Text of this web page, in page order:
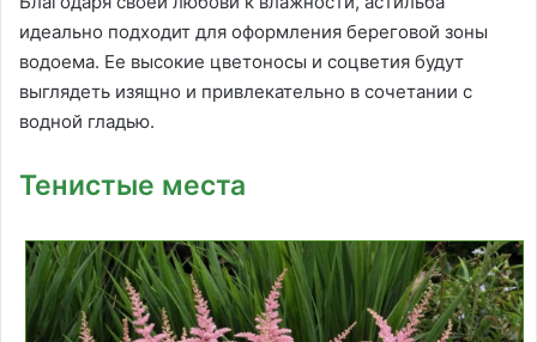
идеально подходит для оформления береговой зоны
водоема. Ее высокие цветоносы и соцветия будут
выглядеть изящно и привлекательно в сочетании с
водной гладью.
Тенистые места